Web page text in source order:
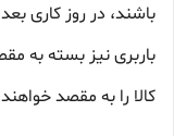
باشند، در روز کاری
کالا را به مقصد